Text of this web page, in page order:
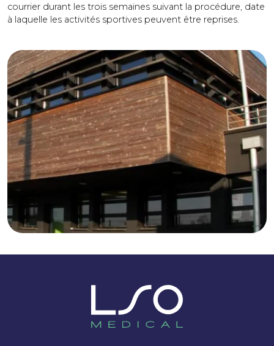
courrier durant les trois semaines suivant la procédure, date
à laquelle les activités sportives peuvent être reprises.